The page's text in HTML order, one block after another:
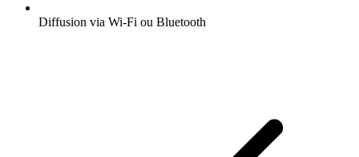
Diffusion via Wi-Fi ou Bluetooth